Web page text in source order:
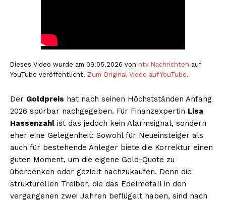
Dieses Video wurde am 09.05.2026 von ntv Nachrichten auf
YouTube veröffentlicht. Zum Original-Video auf YouTube.
Der Goldpreis hat nach seinen Höchstständen Anfang
2026 spürbar nachgegeben. Für Finanzexpertin Lisa
Hassenzahl ist das jedoch kein Alarmsignal, sondern
eher eine Gelegenheit: Sowohl für Neueinsteiger als
auch für bestehende Anleger biete die Korrektur einen
guten Moment, um die eigene Gold-Quote zu
überdenken oder gezielt nachzukaufen. Denn die
strukturellen Treiber, die das Edelmetall in den
vergangenen zwei Jahren beflügelt haben, sind nach